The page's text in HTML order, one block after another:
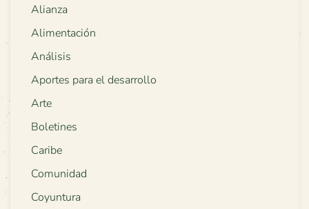
Alianza
Alimentación
Análisis
Aportes para el desarrollo
Arte
Boletines
Caribe
Comunidad
Coyuntura